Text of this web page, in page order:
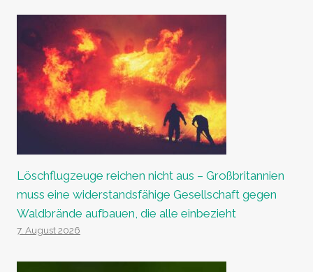
Löschflugzeuge reichen nicht aus – Großbritannien
muss eine widerstandsfähige Gesellschaft gegen
Waldbrände aufbauen, die alle einbezieht
7. August 2026